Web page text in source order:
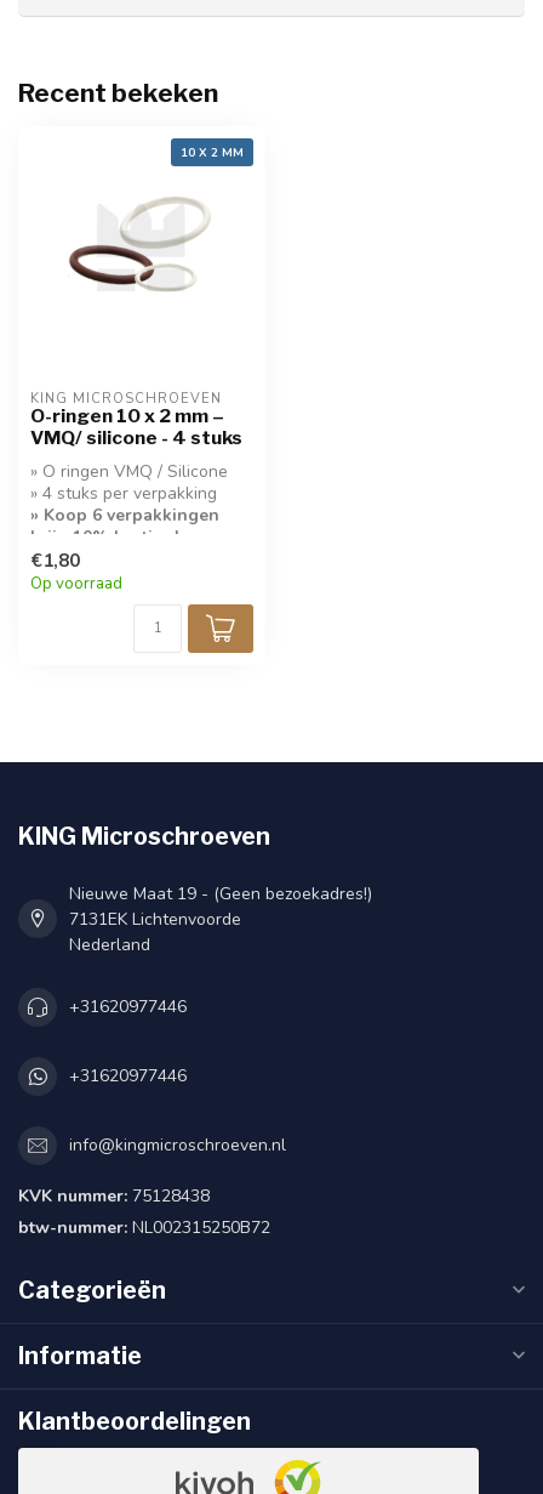
Recent bekeken
10 X 2 MM
KING MICROSCHROEVEN
O-ringen 10 x 2 mm –
VMQ/ silicone - 4 stuks
» O ringen VMQ / Silicone
» 4 stuks per verpakking
» Koop 6 verpakkingen
krijg 10% korting!
€1,80
Op voorraad
KING Microschroeven
Nieuwe Maat 19 - (Geen bezoekadres!)
7131EK Lichtenvoorde
Nederland
+31620977446
+31620977446
info@kingmicroschroeven.nl
KVK nummer: 75128438
btw-nummer: NL002315250B72
Categorieën
Informatie
Klantbeoordelingen